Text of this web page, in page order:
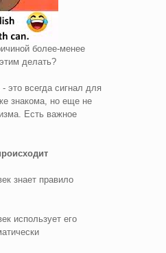
более-менее
делать?
это всегда сигнал для
знакома, но еще не
Есть важное
знает правило
использует его